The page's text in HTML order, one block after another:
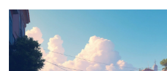
obtenha dicas sobre como tirar o
tecnologia. Veja exemplos práticos e
atualizações mais recentes que
companhia indispensável no dia a dia.